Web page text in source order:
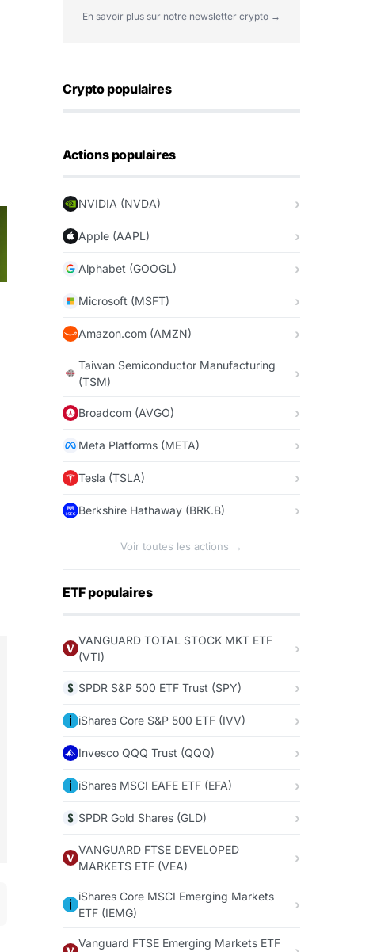
En savoir plus sur notre newsletter crypto →
Crypto populaires
Actions populaires
NVIDIA (NVDA)
Apple (AAPL)
Alphabet (GOOGL)
Microsoft (MSFT)
Amazon.com (AMZN)
Taiwan Semiconductor Manufacturing
(TSM)
Broadcom (AVGO)
Meta Platforms (META)
Tesla (TSLA)
Berkshire Hathaway (BRK.B)
Voir toutes les actions →
ETF populaires
VANGUARD TOTAL STOCK MKT ETF
(VTI)
SPDR S&P 500 ETF Trust (SPY)
iShares Core S&P 500 ETF (IVV)
Invesco QQQ Trust (QQQ)
iShares MSCI EAFE ETF (EFA)
SPDR Gold Shares (GLD)
VANGUARD FTSE DEVELOPED
MARKETS ETF (VEA)
iShares Core MSCI Emerging Markets
ETF (IEMG)
Vanguard FTSE Emerging Markets ETF